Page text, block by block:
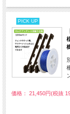
PICK UP
価格： 21,450円(税抜